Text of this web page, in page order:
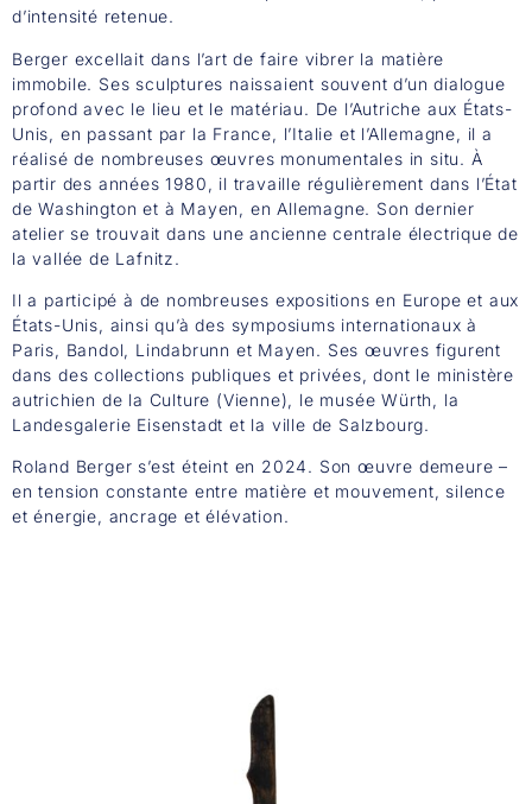
d’intensité retenue.
Berger excellait dans l’art de faire vibrer la matière
immobile. Ses sculptures naissaient souvent d’un dialogue
profond avec le lieu et le matériau. De l’Autriche aux États-
Unis, en passant par la France, l’Italie et l’Allemagne, il a
réalisé de nombreuses œuvres monumentales in situ. À
partir des années 1980, il travaille régulièrement dans l’État
de Washington et à Mayen, en Allemagne. Son dernier
atelier se trouvait dans une ancienne centrale électrique de
la vallée de Lafnitz.
Il a participé à de nombreuses expositions en Europe et aux
États-Unis, ainsi qu’à des symposiums internationaux à
Paris, Bandol, Lindabrunn et Mayen. Ses œuvres figurent
dans des collections publiques et privées, dont le ministère
autrichien de la Culture (Vienne), le musée Würth, la
Landesgalerie Eisenstadt et la ville de Salzbourg.
Roland Berger s’est éteint en 2024. Son œuvre demeure –
en tension constante entre matière et mouvement, silence
et énergie, ancrage et élévation.